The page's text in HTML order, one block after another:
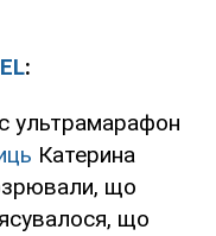
:
ультрамарафон
Катерина
що
що